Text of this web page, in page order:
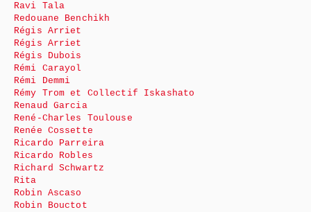
Ravi Tala
Redouane Benchikh
Régis Arriet
Régis Arriet
Régis Dubois
Rémi Carayol
Rémi Demmi
Rémy Trom et Collectif Iskashato
Renaud Garcia
René-Charles Toulouse
Renée Cossette
Ricardo Parreira
Ricardo Robles
Richard Schwartz
Rita
Robin Ascaso
Robin Bouctot